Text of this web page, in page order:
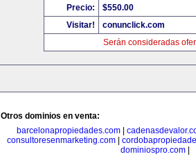
Precio:
$550.00
Visitar!
conunclick.com
Serán consideradas
Otros dominios en venta:
barcelonapropiedades.com|
consultoresenmarketing.com
dominiospro.com